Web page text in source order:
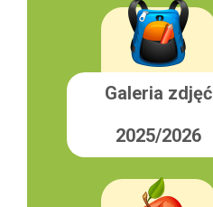
Galeria zdjęć
2025/2026